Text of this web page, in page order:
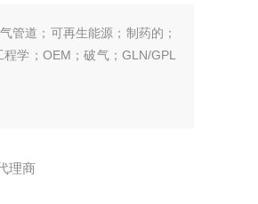
管道；可再生能源；制药的；
学；OEM；破气；GLN/GPL
理商